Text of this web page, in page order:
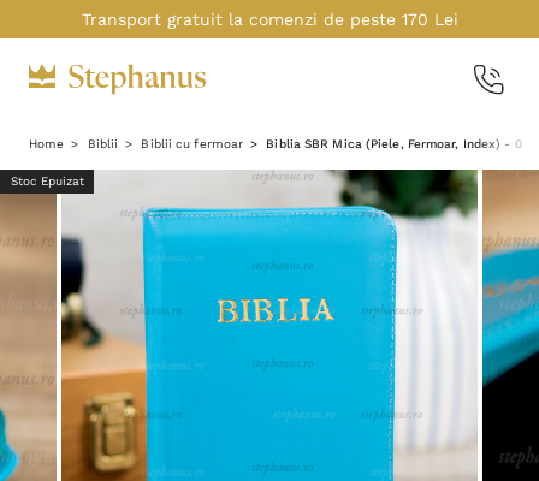
Transport gratuit la comenzi de peste 170 Lei
Home Biblii Biblii cu fermoar Biblia SBR Mica (Piele, Fermoar, Index) -
Stoc Epuizat